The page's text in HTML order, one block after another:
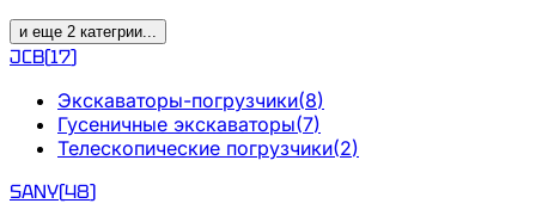
и еще 2 категрии...
JCB(17)
Экскаваторы-погрузчики(8)
Гусеничные экскаваторы(7)
Телескопические погрузчики(2)
SANY(48)